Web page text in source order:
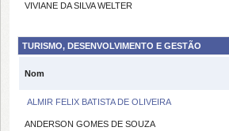
VIVIANE DA SILVA WELTER
TURISMO, DESENVOLVIMENTO E GESTÃO
Nom
ALMIR FELIX BATISTA DE OLIVEIRA
ANDERSON GOMES DE SOUZA